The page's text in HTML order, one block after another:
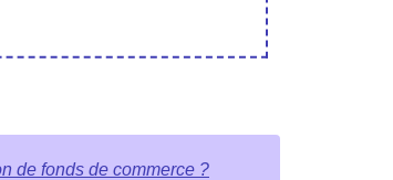
de fonds de commerce ?